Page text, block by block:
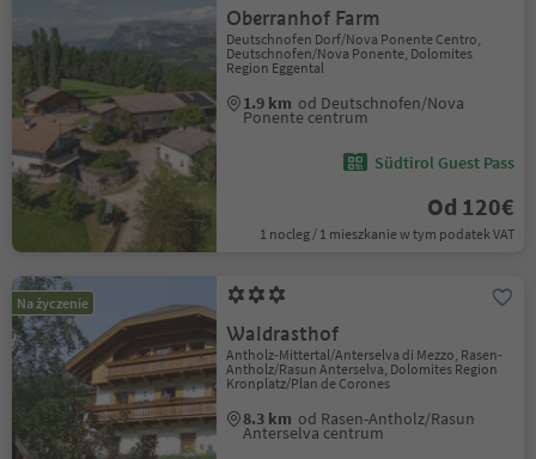
Oberranhof Farm
Deutschnofen Dorf/Nova Ponente Centro,
Deutschnofen/Nova Ponente, Dolomites
Region Eggental
1.9 km od Deutschnofen/Nova
Ponente centrum
Südtirol Guest Pass
Od 120€
1 nocleg / 1 mieszkanie w tym podatek VAT
Na życzenie
Waldrasthof
Antholz-Mittertal/Anterselva di Mezzo, Rasen-
Antholz/Rasun Anterselva, Dolomites Region
Kronplatz/Plan de Corones
8.3 km od Rasen-Antholz/Rasun
Anterselva centrum